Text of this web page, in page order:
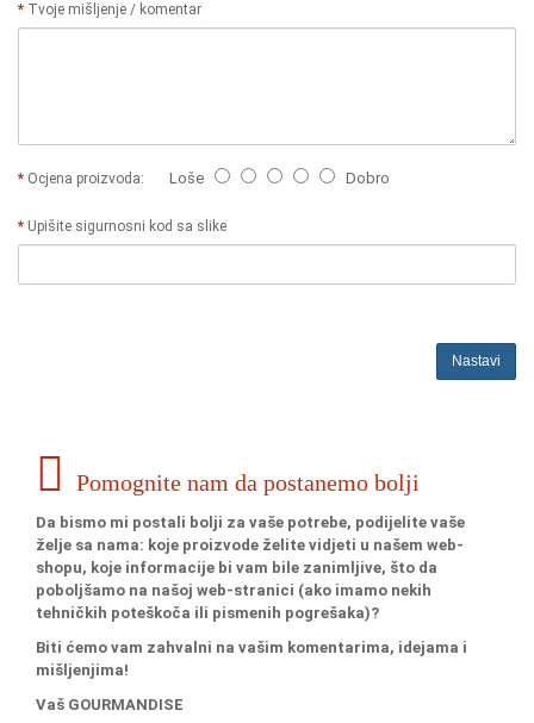
Tvoje mišljenje / komentar
Ocjena proizvoda: Loše Dobro
Upišite sigurnosni kod sa slike
Nastavi
Pomognite nam da postanemo bolji
Da bismo mi postali bolji za vaše potrebe, podijelite vaše
želje sa nama: koje proizvode želite vidjeti u našem web-
shopu, koje informacije bi vam bile zanimljive, što da
poboljšamo na našoj web-stranici (ako imamo nekih
tehničkih poteškoča ili pismenih pogrešaka)?
Biti ćemo vam zahvalni na vašim komentarima, idejama i
mišljenjima!
Vaš GOURMANDISE